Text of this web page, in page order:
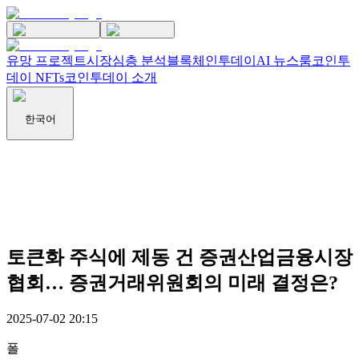
유망 프로젝트시장심층 분석블록체인투데이 AI 뉴스룸코인투
데이 NFTs코인투데이 소개
한국어
토큰화 주식에 제동 건 증권산업금융시장
협회… 증권거래위원회의 미래 결정은?
2025-07-02 20:15
폴